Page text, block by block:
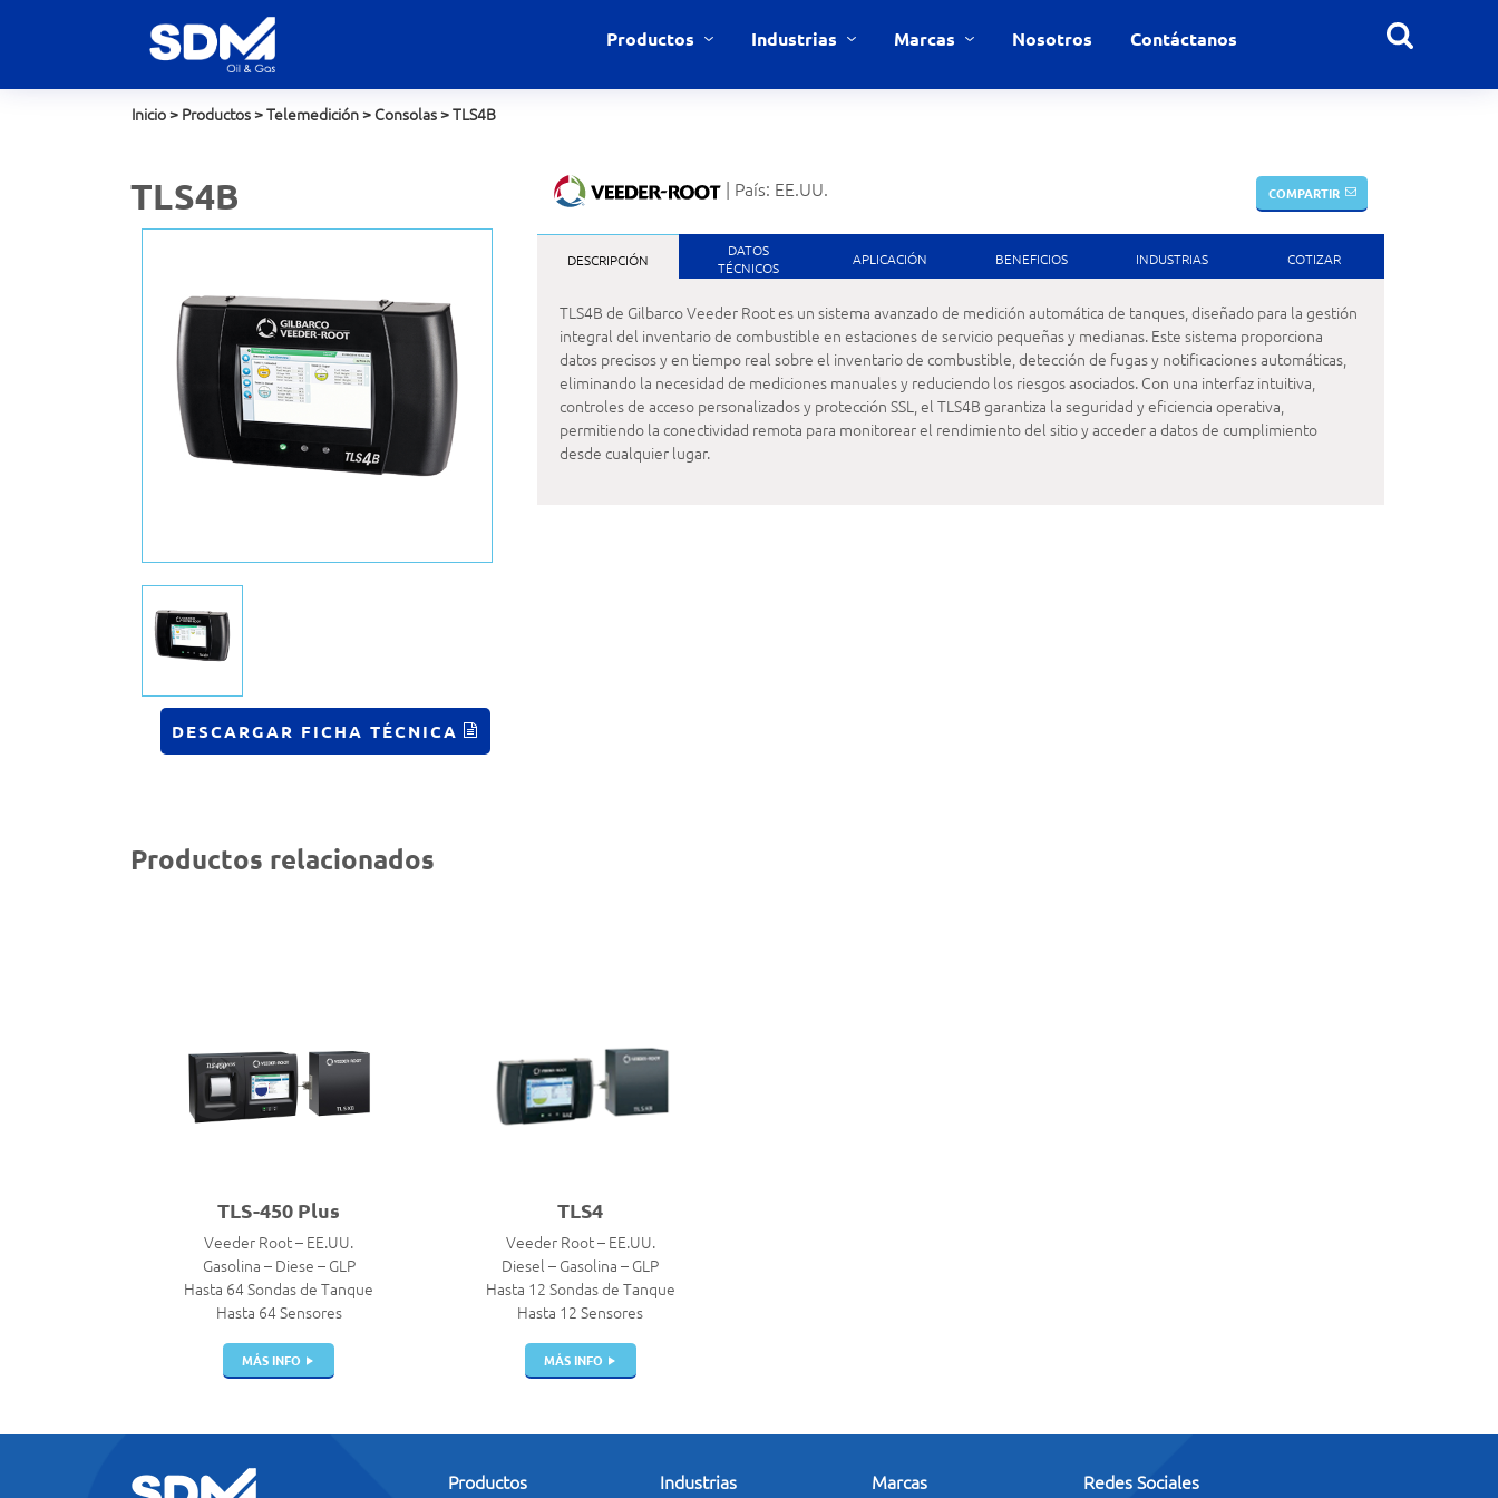
Productos Industrias Marcas Nosotros Contáctanos
Inicio> Productos>Telemedición> Consolas>TLS4B
TLS4B
DESCARGAR FICHA TÉCNICA
| País: EE.UU. COMPARTIR
DESCRIPCIÓN
DATOS
TÉCNICOS
APLICACIÓN BENEFICIOS INDUSTRIAS COTIZAR
TLS4B de Gilbarco Veeder Root es un sistema avanzado de medición automática de tanques, diseñado para la gestión
integral del inventario de combustible en estaciones de servicio pequeñas y medianas. Este sistema proporciona
datos precisos y en tiempo real sobre el inventario de combustible, detección de fugas y notificaciones automáticas,
eliminando la necesidad de mediciones manuales y reduciendo los riesgos asociados. Con una interfaz intuitiva,
controles de acceso personalizados y protección SSL, el TLS4B garantiza la seguridad y eficiencia operativa,
permitiendo la conectividad remota para monitorear el rendimiento del sitio y acceder a datos de cumplimiento
desde cualquier lugar.
Productos relacionados
TLS-450 Plus
Veeder Root – EE.UU.
Gasolina – Diese – GLP
Hasta 64 Sondas de Tanque
Hasta 64 Sensores
MÁS INFO
TLS4
Veeder Root – EE.UU.
Diesel – Gasolina – GLP
Hasta 12 Sondas de Tanque
Hasta 12 Sensores
MÁS INFO
Productos Industrias Marcas Redes Sociales